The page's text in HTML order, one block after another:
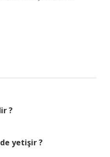
?
yetişir ?